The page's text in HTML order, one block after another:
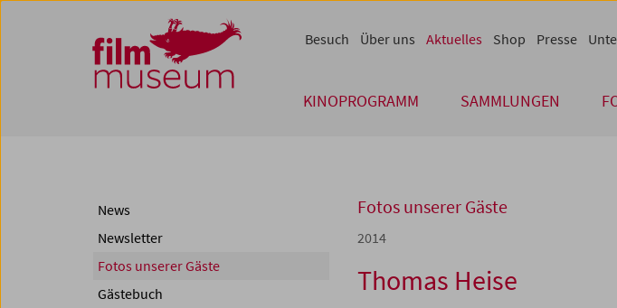
Zum Inhalt
Zum Hauptmenü
Zur Servicenavigation
Zum Suche
KINOPROGRAMM SAMMLUNGEN
Besuch Über uns Aktuelles Shop Presse
Fotos unserer Gäste
2014
Thomas Heise
News
Newsletter
Fotos unserer Gäste
Gästebuch